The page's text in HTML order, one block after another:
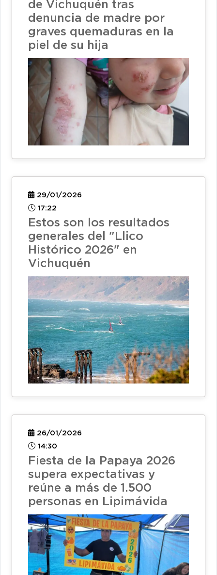
de Vichuquén tras
denuncia de madre por
graves quemaduras en la
piel de su hija
29/01/2026
17:22
Estos son los resultados
generales del "Llico
Histórico 2026" en
Vichuquén
26/01/2026
14:30
Fiesta de la Papaya 2026
supera expectativas y
reúne a más de 1.500
personas en Lipimávida